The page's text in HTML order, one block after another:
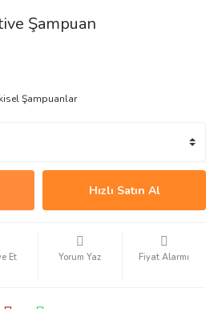
Şampuan
Şampuanlar
Hızlı Satın Al
Et Yorum Yaz Fiyat Alarmı